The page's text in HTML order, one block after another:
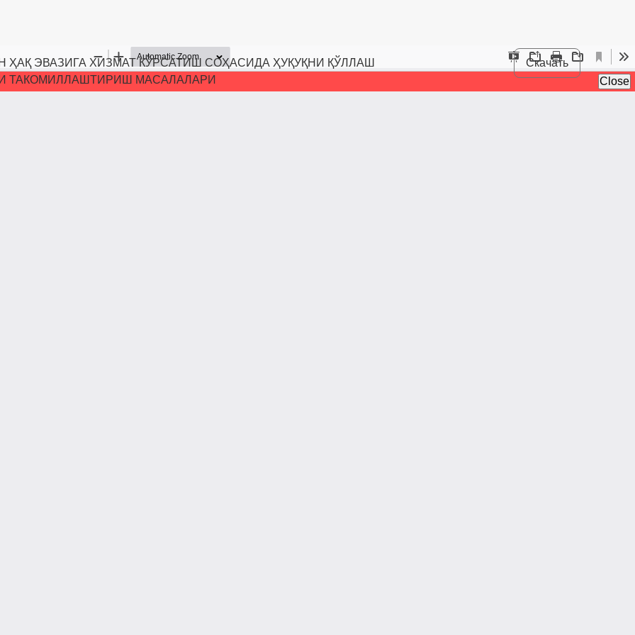
ЭВАЗИГА ХИЗМАТ КЎРСАТИШ СОҲАСИДА ҲУҚУҚНИ ҚЎЛЛАШ
ТАКОМИЛЛАШТИРИШ МАСАЛАЛАРИ
Скачать